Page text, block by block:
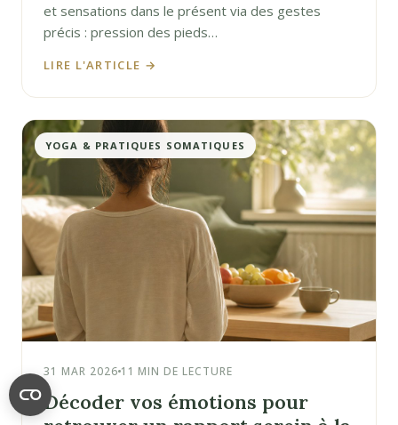
et sensations dans le présent via des gestes
précis : pression des pieds…
LIRE L'ARTICLE →
YOGA & PRATIQUES SOMATIQUES
31 MAR 2026 11 MIN DE LECTURE
Décoder vos émotions pour